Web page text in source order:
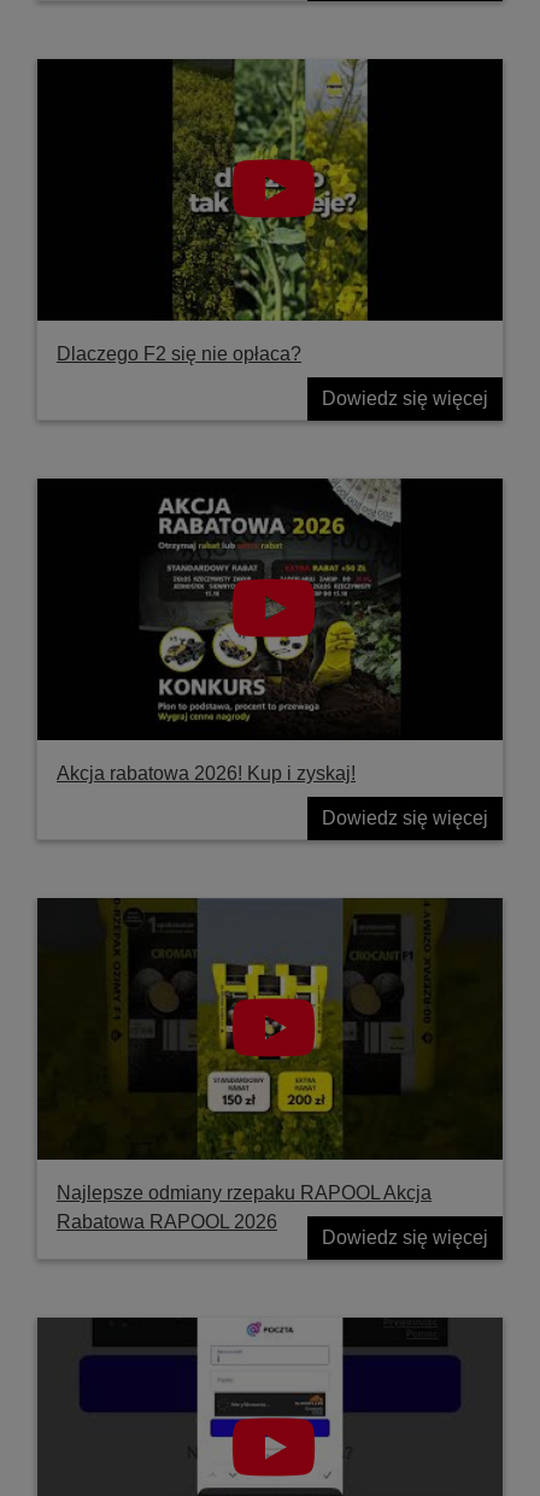
Dlaczego F2 się nie opłaca?
Dowiedz się więcej
Akcja rabatowa 2026! Kup i zyskaj!
Dowiedz się więcej
Najlepsze odmiany rzepaku RAPOOL Akcja
Rabatowa RAPOOL 2026
Dowiedz się więcej